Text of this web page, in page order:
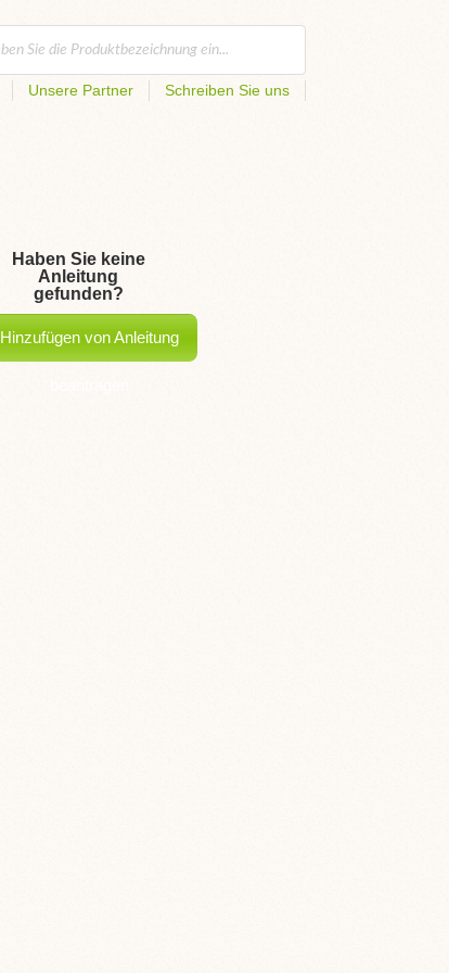
Unsere Partner Schreiben Sie uns
Haben Sie keine
Anleitung
gefunden?
Hinzufügen von Anleitung